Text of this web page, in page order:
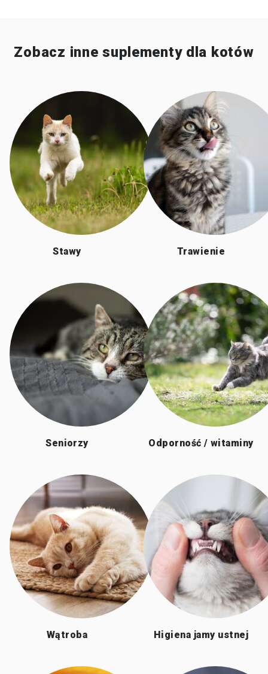
Zobacz inne suplementy dla kotów
Stawy Trawienie
Seniorzy Odporność / witaminy
Wątroba Higiena jamy ustnej